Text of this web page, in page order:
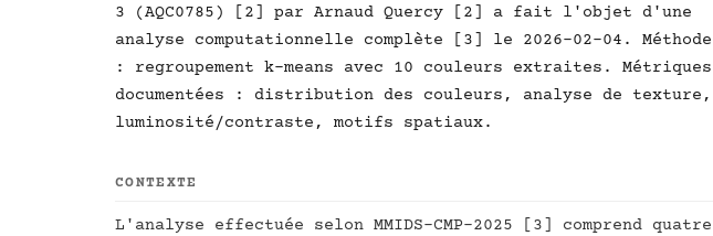
3 (AQC0785) [2] par Arnaud Quercy [2] a fait l'objet d'une
analyse computationnelle complète [3] le 2026-02-04. Méthode
: regroupement k-means avec 10 couleurs extraites. Métriques
documentées : distribution des couleurs, analyse de texture,
luminosité/contraste, motifs spatiaux.
CONTEXTE
L'analyse effectuée selon MMIDS-CMP-2025 [3] comprend quatre